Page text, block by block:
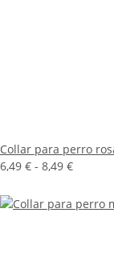
Collar para perro
6,49 € - 8,49 €